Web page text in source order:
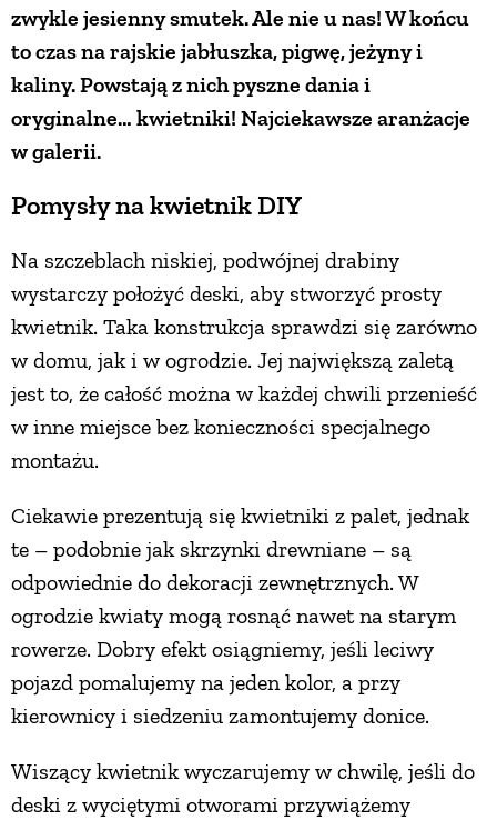
zwykle jesienny smutek. Ale nie u nas! W końcu
to czas na rajskie jabłuszka, pigwę, jeżyny i
kaliny. Powstają z nich pyszne dania i
oryginalne… kwietniki! Najciekawsze aranżacje
w galerii.
Pomysły na kwietnik DIY
Na szczeblach niskiej, podwójnej drabiny
wystarczy położyć deski, aby stworzyć prosty
kwietnik. Taka konstrukcja sprawdzi się zarówno
w domu, jak i w ogrodzie. Jej największą zaletą
jest to, że całość można w każdej chwili przenieść
w inne miejsce bez konieczności specjalnego
montażu.
Ciekawie prezentują się kwietniki z palet, jednak
te – podobnie jak skrzynki drewniane – są
odpowiednie do dekoracji zewnętrznych. W
ogrodzie kwiaty mogą rosnąć nawet na starym
rowerze. Dobry efekt osiągniemy, jeśli leciwy
pojazd pomalujemy na jeden kolor, a przy
kierownicy i siedzeniu zamontujemy donice.
Wiszący kwietnik wyczarujemy w chwilę, jeśli do
deski z wyciętymi otworami przywiążemy
PRZEPISY
ŚNIADANIA
ZUPY
DANIA GŁÓWNE
CIASTA I DESERY
PRZETWORY
INNE